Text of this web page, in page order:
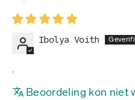
Ibolya Voith
.
Beoordeling kon niet